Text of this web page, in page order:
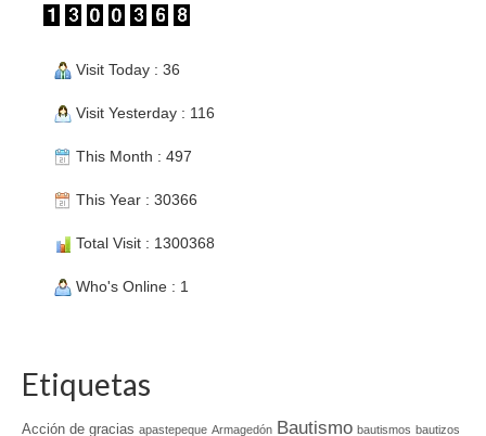
Visit Today : 36
Visit Yesterday : 116
This Month : 497
This Year : 30366
Total Visit : 1300368
Who's Online : 1
Etiquetas
Acción de gracias apastepeque Armagedón Bautismo bautismos bautizos